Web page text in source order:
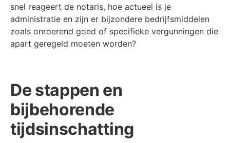
snel reageert de notaris, hoe actueel is je
administratie en zijn er bijzondere bedrijfsmiddelen
zoals onroerend goed of specifieke vergunningen die
apart geregeld moeten worden?
De stappen en
bijbehorende
tijdsinschatting